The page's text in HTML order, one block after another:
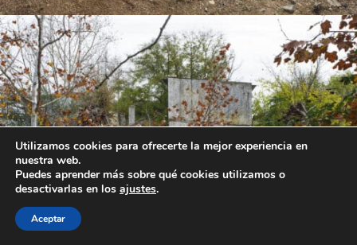
Utilizamos cookies para ofrecerte la mejor experiencia en
nuestra web.
Puedes aprender más sobre qué cookies utilizamos o
desactivarlas en los ajustes.
Aceptar